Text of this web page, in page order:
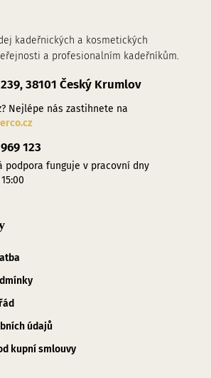
kadeřnických a kosmetických
a profesionalním kadeřníkům.
38101 Český Krumlov
Nejlépe nás zastihnete na
123
podpora funguje v pracovní dny
údajů
kupní smlouvy